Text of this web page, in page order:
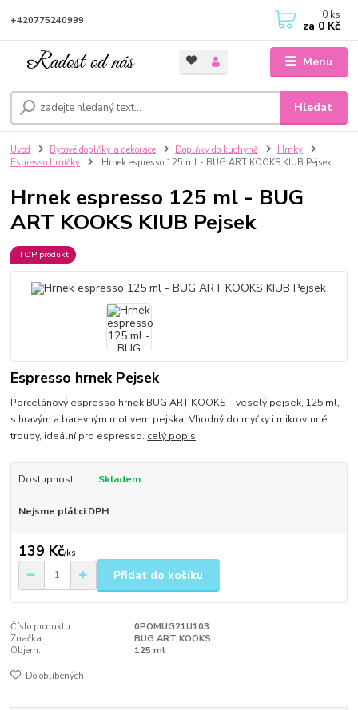
Menu
Hledat
+420775240999 0 ks
za 0 Kč
Úvod Bytové doplňky a dekorace Doplňky do kuchyně
Hrnky
Espresso hrníčky
Hrnek espresso 125 ml - BUG ART KOOKS KIUB Pejsek
Hrnek espresso 125 ml - BUG
ART KOOKS KIUB Pejsek
TOP produkt
Espresso hrnek Pejsek
Porcelánový espresso hrnek BUG ART KOOKS – veselý pejsek, 125 ml,
s hravým a barevným motivem pejska. Vhodný do myčky i mikrovlnné
trouby, ideální pro espresso. celý popis
Dostupnost Skladem
Nejsme plátci DPH
139 Kč/ks
Přidat do košíku
Číslo produktu:
0POMUG21U103
Značka:
BUG ART KOOKS
Objem:
125 ml
Do oblíbených